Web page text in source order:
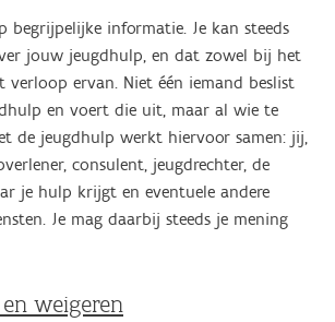
begrijpelijke informatie. Je kan steeds
jouw jeugdhulp, en dat zowel bij het
verloop ervan. Niet één iemand beslist
en voert die uit, maar al wie te
de jeugdhulp werkt hiervoor samen: jij,
consulent, jeugdrechter, de
je hulp krijgt en eventuele andere
Je mag daarbij steeds je mening
weigeren